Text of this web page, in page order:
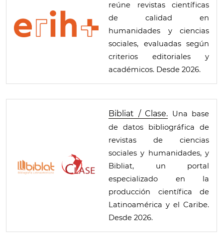
reúne revistas científicas
de calidad en
humanidades y ciencias
sociales, evaluadas según
criterios editoriales y
académicos. Desde 2026.
Bibliat / Clase. Una base
de datos bibliográfica de
revistas de ciencias
sociales y humanidades, y
Bibliat, un portal
especializado en la
producción científica de
Latinoamérica y el Caribe.
Desde 2026.